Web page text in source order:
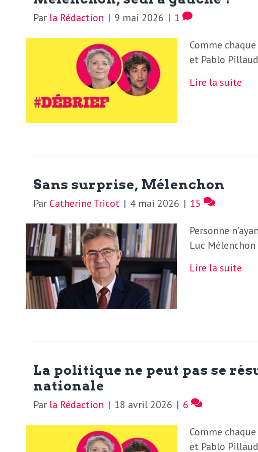
R
g
a
r
d
s
Par la Rédaction | 9 mai 2026 | 1
Comme
et Pablo
Lire la suite
Sans surprise, Mélenchon
Par Catherine Tricot | 4 mai 2026 | 15
Personne
Luc
Lire la suite
La politique ne peut pas se
nationale
Par la Rédaction | 18 avril 2026 | 6
Comme
et Pablo